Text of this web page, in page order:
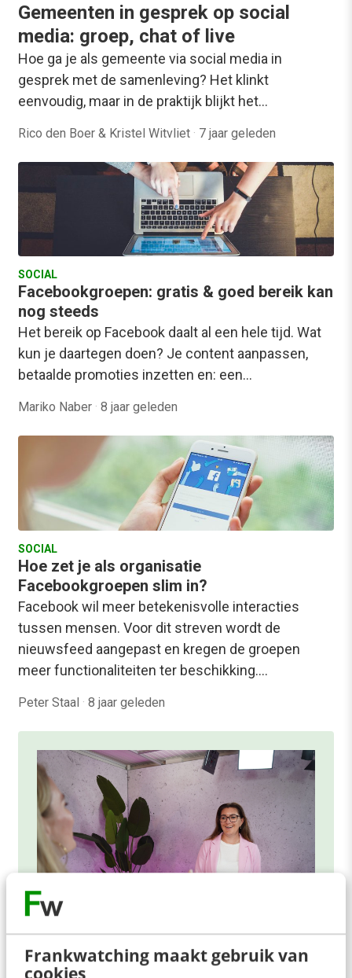
Frankwatching maakt gebruik van
cookies
Gemeenten in gesprek op social
media: groep, chat of live
Hoe ga je als gemeente via social media in
gesprek met de samenleving? Het klinkt
eenvoudig, maar in de praktijk blijkt het…
Rico den Boer & Kristel Witvliet · 7 jaar geleden
SOCIAL
Facebookgroepen: gratis & goed bereik kan
nog steeds
Het bereik op Facebook daalt al een hele tijd. Wat
kun je daartegen doen? Je content aanpassen,
betaalde promoties inzetten en: een…
Mariko Naber · 8 jaar geleden
SOCIAL
Hoe zet je als organisatie
Facebookgroepen slim in?
Facebook wil meer betekenisvolle interacties
tussen mensen. Voor dit streven wordt de
nieuwsfeed aangepast en kregen de groepen
meer functionaliteiten ter beschikking.…
Peter Staal · 8 jaar geleden
ONLINE MASTERCLASS